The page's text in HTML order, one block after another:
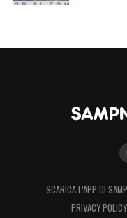
SCARICA L’APP DI
PRIVACY